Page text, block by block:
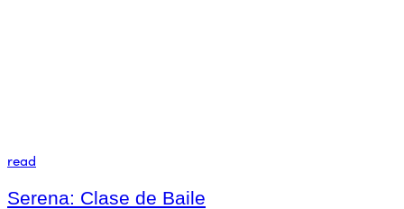
read
Serena: Clase de Baile